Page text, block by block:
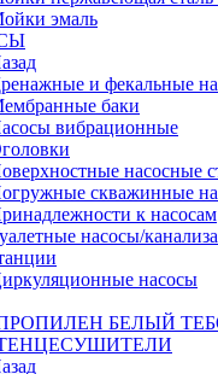
эмаль
и фекальные
баки
вибрационные
насосные
скважинные
к насосам
насосы/
насосы
БЕЛЫЙ